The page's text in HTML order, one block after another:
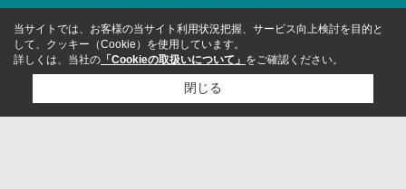
当サイトでは、お客様の当サイト利用状況把握、サービス向上検討を目的と
して、クッキー（Cookie）を使用しています。
詳しくは、当社の 「Cookieの取扱いについて」 をご確認ください。
閉じる